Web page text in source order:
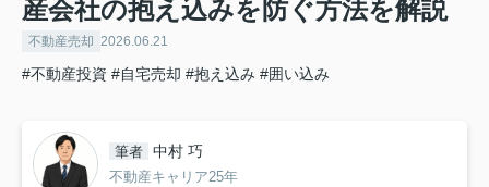
産会社の抱え込みを防ぐ方法を解説
不動産売却 2026.06.21
#不動産投資 #自宅売却 #抱え込み #囲い込み
筆者 中村 巧
不動産キャリア25年